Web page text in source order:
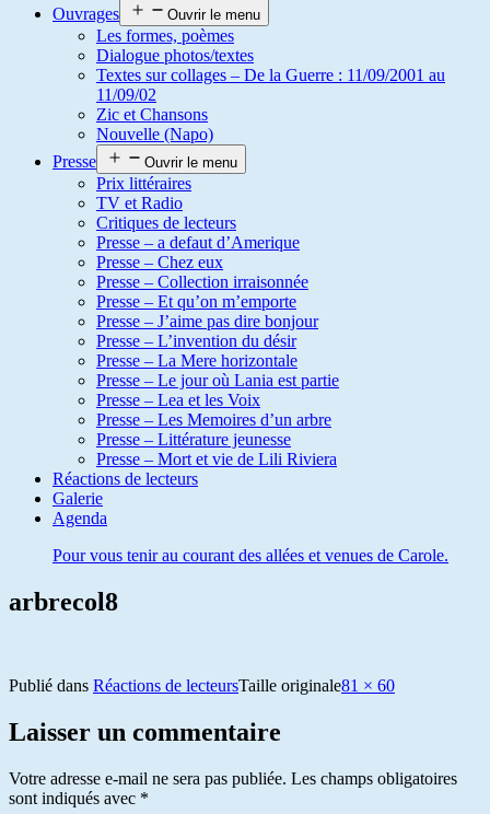
Ouvrages
Ouvrir le menu
Les formes, poèmes
Dialogue photos/textes
Textes sur collages – De la Guerre : 11/09/2001 au
11/09/02
Zic et Chansons
Nouvelle (Napo)
Presse
Ouvrir le menu
Prix littéraires
TV et Radio
Critiques de lecteurs
Presse – a defaut d’Amerique
Presse – Chez eux
Presse – Collection irraisonnée
Presse – Et qu’on m’emporte
Presse – J’aime pas dire bonjour
Presse – L’invention du désir
Presse – La Mere horizontale
Presse – Le jour où Lania est partie
Presse – Lea et les Voix
Presse – Les Memoires d’un arbre
Presse – Littérature jeunesse
Presse – Mort et vie de Lili Riviera
Réactions de lecteurs
Galerie
Agenda
Pour vous tenir au courant des allées et venues de Carole.
arbrecol8
Publié dans Réactions de lecteursTaille originale81 × 60
Laisser un commentaire
Votre adresse e-mail ne sera pas publiée. Les champs obligatoires
sont indiqués avec *